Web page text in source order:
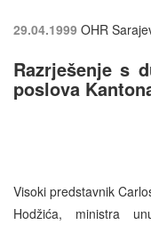
29.04.1999 OHR
Razrješenje s
poslova
Visoki predstavnik
Hodžića, ministra